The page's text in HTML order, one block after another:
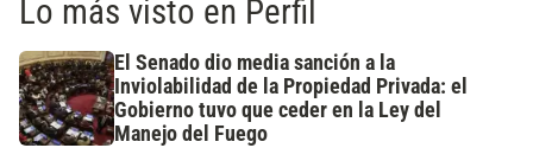
Lo más visto en Perfil
El Senado dio media sanción a la
Inviolabilidad de la Propiedad Privada: el
Gobierno tuvo que ceder en la Ley del
Manejo del Fuego